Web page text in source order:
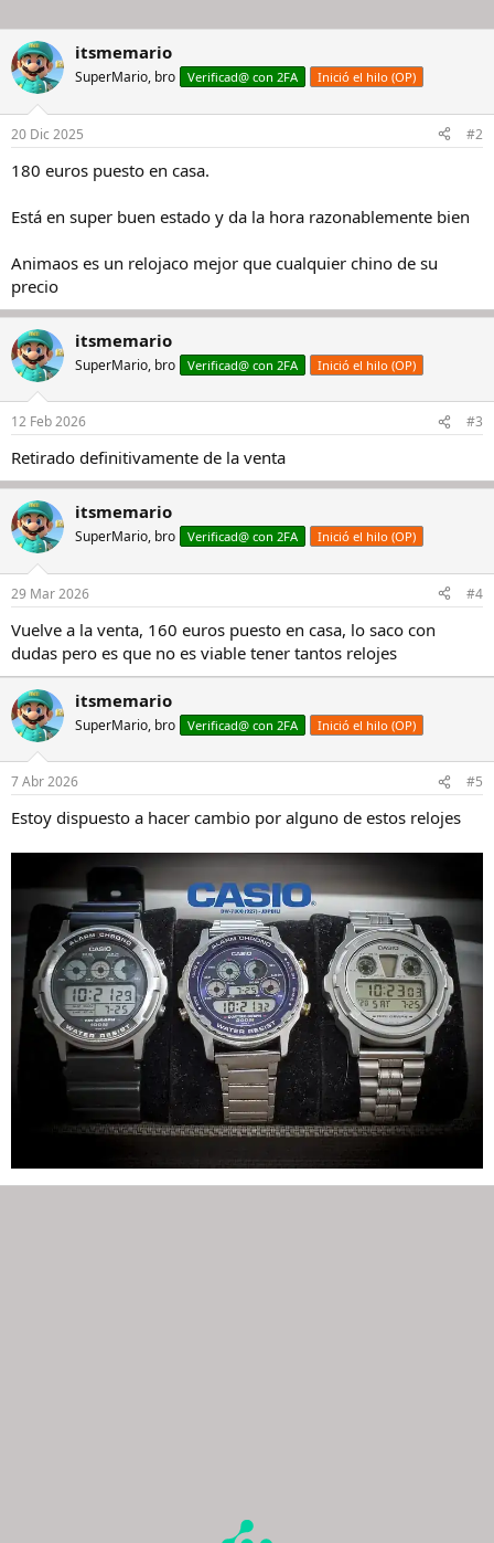
itsmemario
SuperMario, bro Verificad@ con 2FA Inició el hilo (OP)
20 Dic 2025 #2
180 euros puesto en casa.
Está en super buen estado y da la hora razonablemente bien
Animaos es un relojaco mejor que cualquier chino de su
precio
itsmemario
SuperMario, bro Verificad@ con 2FA Inició el hilo (OP)
12 Feb 2026 #3
Retirado definitivamente de la venta
itsmemario
SuperMario, bro Verificad@ con 2FA Inició el hilo (OP)
29 Mar 2026 #4
Vuelve a la venta, 160 euros puesto en casa, lo saco con
dudas pero es que no es viable tener tantos relojes
itsmemario
SuperMario, bro Verificad@ con 2FA Inició el hilo (OP)
7 Abr 2026 #5
Estoy dispuesto a hacer cambio por alguno de estos relojes